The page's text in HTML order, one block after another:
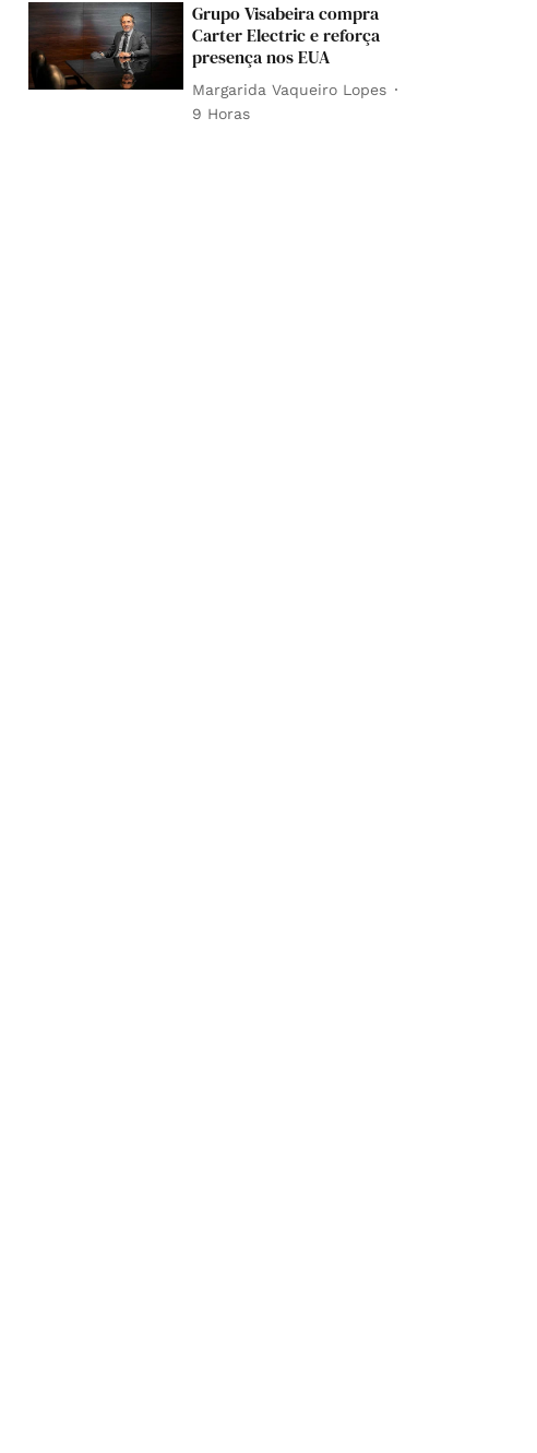
Grupo Visabeira compra
Carter Electric e reforça
presença nos EUA
Margarida Vaqueiro Lopes
9 Horas